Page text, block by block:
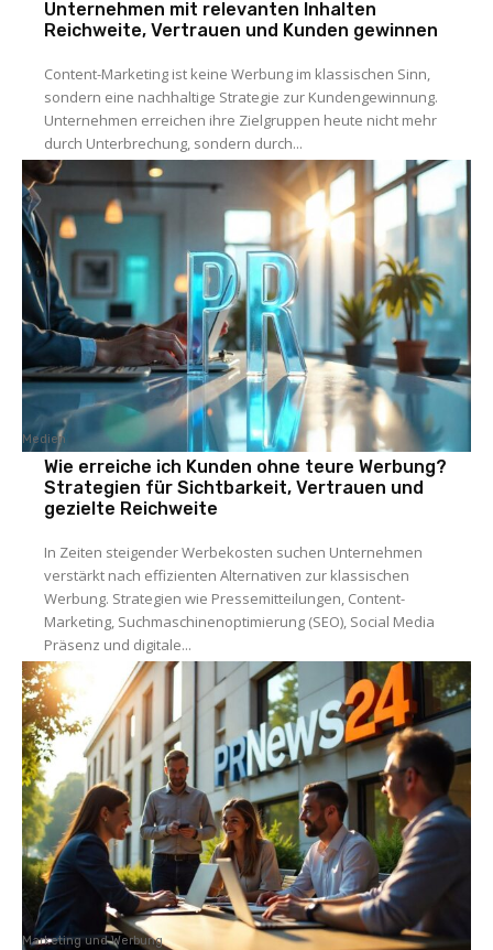
Unternehmen mit relevanten Inhalten
Reichweite, Vertrauen und Kunden gewinnen
Content-Marketing ist keine Werbung im klassischen Sinn,
sondern eine nachhaltige Strategie zur Kundengewinnung.
Unternehmen erreichen ihre Zielgruppen heute nicht mehr
durch Unterbrechung, sondern durch...
Medien
Wie erreiche ich Kunden ohne teure Werbung?
Strategien für Sichtbarkeit, Vertrauen und
gezielte Reichweite
In Zeiten steigender Werbekosten suchen Unternehmen
verstärkt nach effizienten Alternativen zur klassischen
Werbung. Strategien wie Pressemitteilungen, Content-
Marketing, Suchmaschinenoptimierung (SEO), Social Media
Präsenz und digitale...
Marketing und Werbung